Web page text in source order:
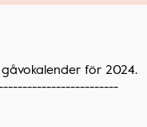
för 2024.